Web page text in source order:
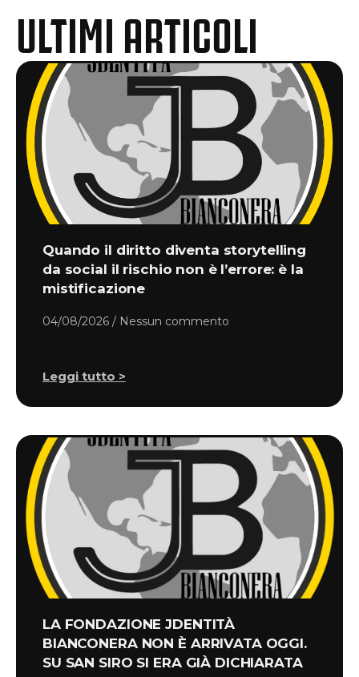
ULTIMI ARTICOLI
Quando il diritto diventa storytelling
da social il rischio non è l’errore: è la
mistificazione
04/08/2026 Nessun commento
Leggi tutto >
LA FONDAZIONE JDENTITÀ
BIANCONERA NON È ARRIVATA OGGI.
SU SAN SIRO SI ERA GIÀ DICHIARATA